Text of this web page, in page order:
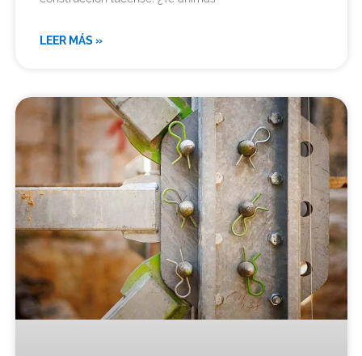
LEER MÁS »